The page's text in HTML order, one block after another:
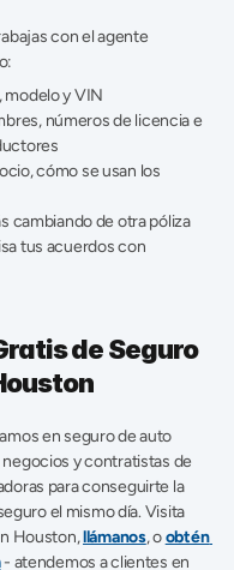
con el agente
modelo y VIN
números de licencia e
cómo se usan los
cambiando de otra póliza
tus acuerdos con
de Seguro
en seguro de auto
y contratistas de
para conseguirte la
el mismo día. Visita
Houston, llámanos, o obtén
- atendemos a clientes en